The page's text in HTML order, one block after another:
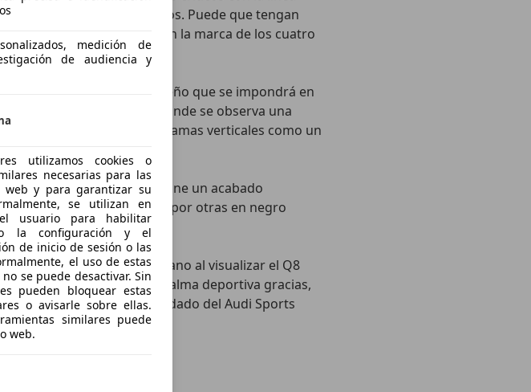
medición de
de audiencia y
utilizamos cookies o
necesarias para las
web y para garantizar su
se utilizan en
usuario para habilitar
la configuración y el
de inicio de sesión o las
el uso de estas
se puede desactivar. Sin
pueden bloquear estas
o avisarle sobre ellas.
similares puede
web.
en sus productos. Puede que tengan
de lo visto hasta ahora en la marca de los cuatro
el nuevo lenguaje de diseño que se impondrá en
poderoso y vistoso, donde se observa una
su altura y suma tanto lamas verticales como un
aunque Audi propone un acabado
esas superficies brillantes por otras en negro
en un segundo plano al visualizar el Q8
de dotarle de esa alma deportiva gracias,
inclinado y grueso (heredado del Audi Sports
X6 o Mercedes